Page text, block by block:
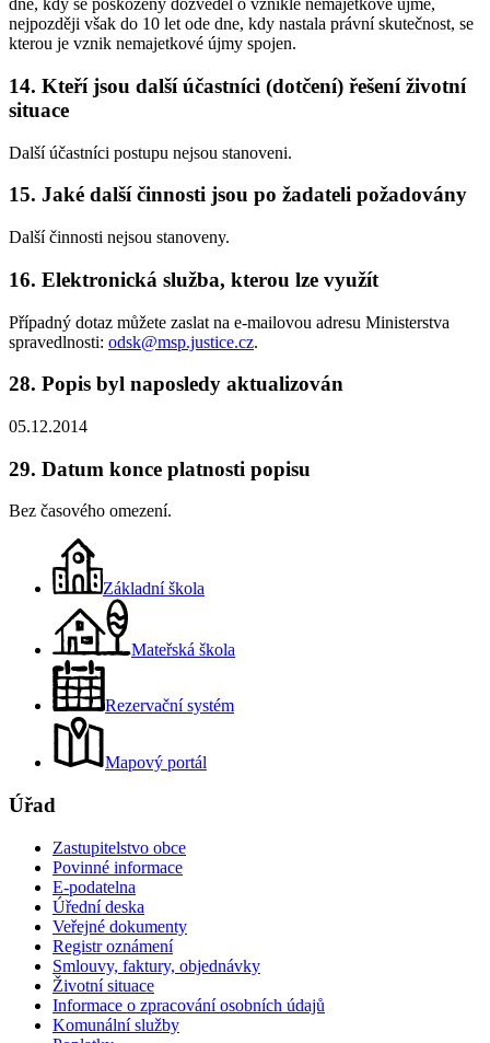
dne, kdy se poškozený dozvěděl o vzniklé nemajetkové újmě,
nejpozději však do 10 let ode dne, kdy nastala právní skutečnost, se
kterou je vznik nemajetkové újmy spojen.
14. Kteří jsou další účastníci (dotčení) řešení životní
situace
Další účastníci postupu nejsou stanoveni.
15. Jaké další činnosti jsou po žadateli požadovány
Další činnosti nejsou stanoveny.
16. Elektronická služba, kterou lze využít
Případný dotaz můžete zaslat na e-mailovou adresu Ministerstva
spravedlnosti: odsk@msp.justice.cz.
28. Popis byl naposledy aktualizován
05.12.2014
29. Datum konce platnosti popisu
Bez časového omezení.
Základní škola
Mateřská škola
Rezervační systém
Mapový portál
Úřad
Zastupitelstvo obce
Povinné informace
E-podatelna
Úřední deska
Veřejné dokumenty
Registr oznámení
Smlouvy, faktury, objednávky
Životní situace
Informace o zpracování osobních údajů
Komunální služby